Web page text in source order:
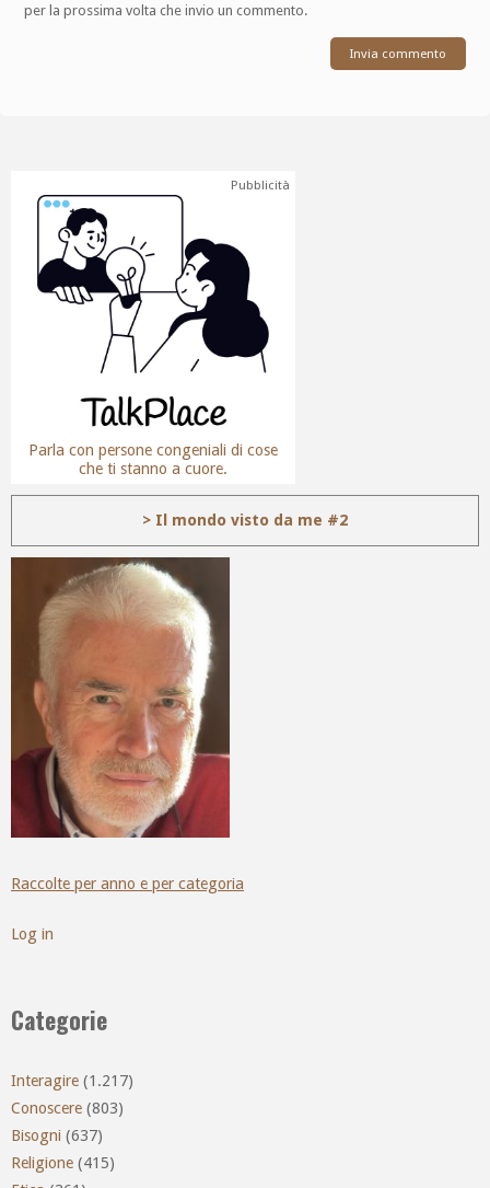
per la prossima volta che invio un commento.
Pubblicità
Parla con persone congeniali di cose
che ti stanno a cuore.
> Il mondo visto da me #2
Raccolte per anno e per categoria
Log in
Categorie
Interagire (1.217)
Conoscere (803)
Bisogni (637)
Religione (415)